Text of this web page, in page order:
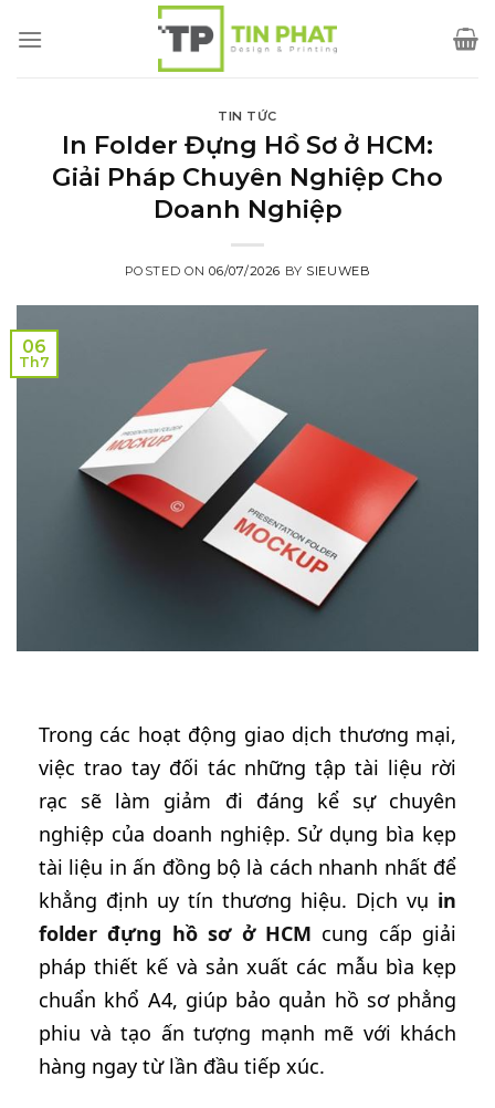
TIN TỨC
In Folder Đựng Hồ Sơ ở HCM:
Giải Pháp Chuyên Nghiệp Cho
Doanh Nghiệp
POSTED ON06/07/2026 BY SIEUWEB
06
Th7
Trong các hoạt động giao dịch thương mại,
việc trao tay đối tác những tập tài liệu rời
rạc sẽ làm giảm đi đáng kể sự chuyên
nghiệp của doanh nghiệp. Sử dụng bìa kẹp
tài liệu in ấn đồng bộ là cách nhanh nhất để
khẳng định uy tín thương hiệu. Dịch vụ in
folder đựng hồ sơ ở HCM cung cấp giải
pháp thiết kế và sản xuất các mẫu bìa kẹp
chuẩn khổ A4, giúp bảo quản hồ sơ phẳng
phiu và tạo ấn tượng mạnh mẽ với khách
hàng ngay từ lần đầu tiếp xúc.